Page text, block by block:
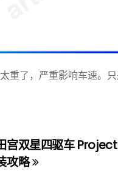
重了，严重影响车速。
宫双星四驱车
攻略